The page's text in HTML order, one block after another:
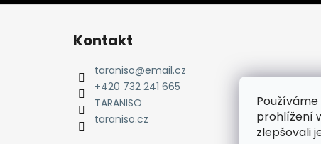
prohlížení
zlepšovali
Z
Kontakt
taraniso@email.cz
+420 732 241 665
TARANISO
taraniso.cz